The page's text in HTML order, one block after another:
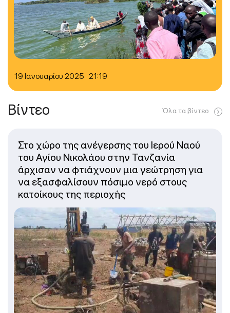
19 Ιανουαρίου 2025 21:19
Βίντεο Όλα τα βίντεο
Στο χώρο της ανέγερσης του Ιερού Ναού
του Αγίου Νικολάου στην Τανζανία
άρχισαν να φτιάχνουν μια γεώτρηση για
να εξασφαλίσουν πόσιμο νερό στους
κατοίκους της περιοχής